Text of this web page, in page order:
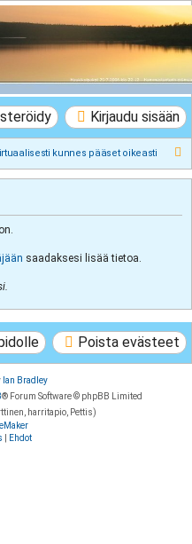
Kirjaudu sisään
kunnes pääset oikeasti
saadaksesi lisää tietoa.
Poista evästeet
Ian Bradley
® Forum Software © phpBB Limited
harritapio, Pettis)
Ehdot